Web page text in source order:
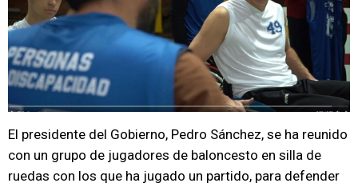
El presidente del Gobierno, Pedro Sánchez, se ha reunido
con un grupo de jugadores de baloncesto en silla de
ruedas con los que ha jugado un partido, para defender